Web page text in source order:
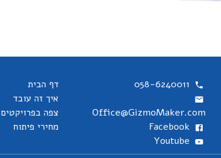
058-6240011
Office@GizmoMaker.com
Facebook
Youtube
דף הבית
איך זה עובד
צפה בפרויקטים
מחירי פיתוח